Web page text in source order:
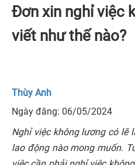
Đơn xin nghỉ việc
viết như thế nào?
Thùy Anh
Ngày đăng: 06/05/2024
Nghỉ việc không lương có lẽ
lao động nào mong muốn.